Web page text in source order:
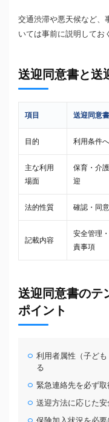
交通渋滞や悪天候など、
いては事前に説明してお
送迎同意書と送
項目 送迎同意書
目的 利用条件
主な利用
場面
保育・介
迎
法的性質 確認・同
記載内容
安全管理
責事項
送迎同意書のテ
ポイント
利用者属性（子ど
る
緊急連絡先を必ず取
送迎方法に応じた